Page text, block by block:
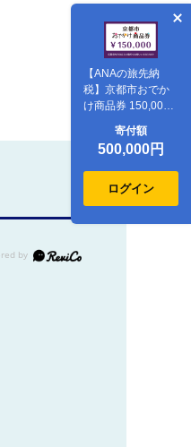
【ANAの旅先納
税】京都市おでか
け商品券 150,000
寄付額
500,000円
ログイン